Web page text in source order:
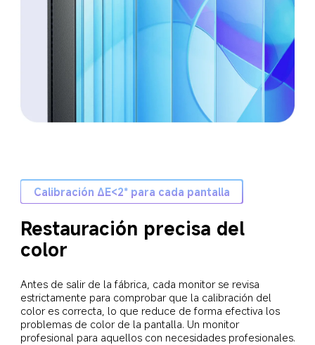
Calibración ΔE<2* para cada pantalla
Restauración precisa del
color
Antes de salir de la fábrica, cada monitor se revisa
estrictamente para comprobar que la calibración del
color es correcta, lo que reduce de forma efectiva los
problemas de color de la pantalla. Un monitor
profesional para aquellos con necesidades profesionales.